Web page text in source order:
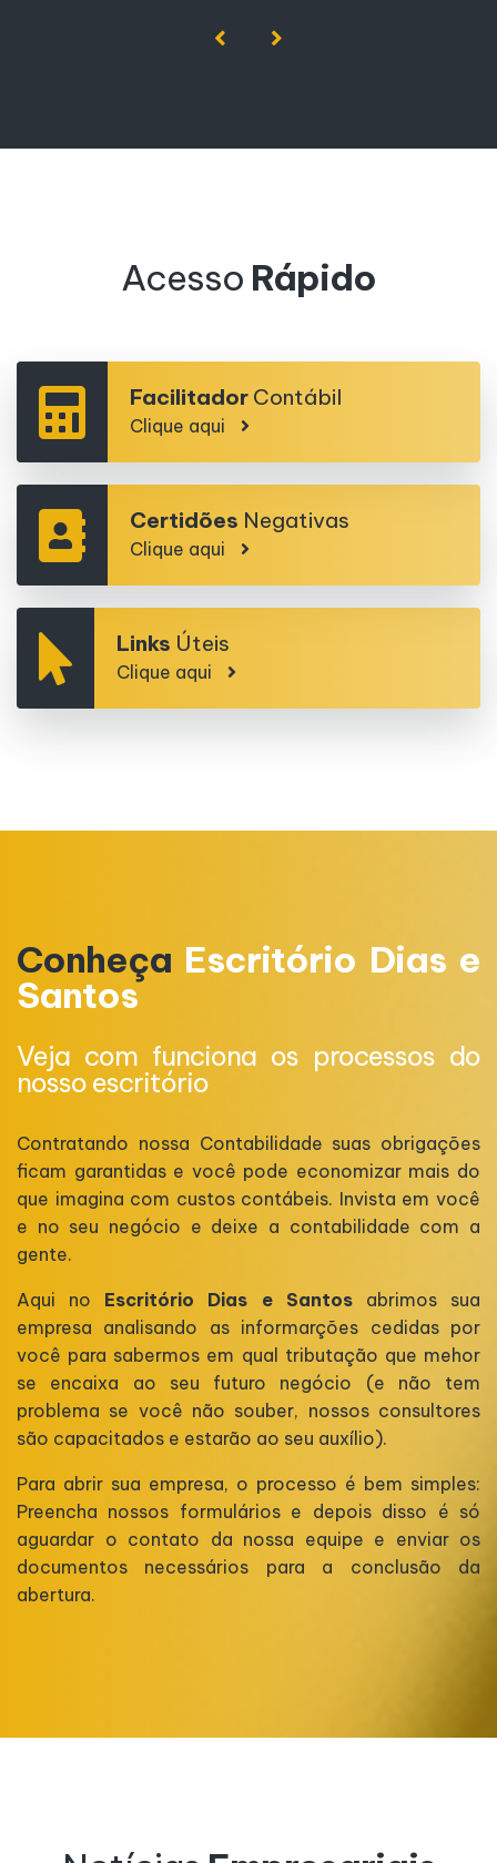
Acesso Rápido
Facilitador Contábil
Clique aqui
Certidões Negativas
Clique aqui
Links Úteis
Clique aqui
Conheça Escritório Dias e
Santos
Veja com funciona os processos do
nosso escritório
Contratando nossa Contabilidade suas obrigações
ficam garantidas e você pode economizar mais do
que imagina com custos contábeis. Invista em você
e no seu negócio e deixe a contabilidade com a
gente.
Aqui no Escritório Dias e Santosabrimos sua
empresa analisando as informarções cedidas por
você para sabermos em qual tributação que mehor
se encaixa ao seu futuro negócio (e não tem
problema se você não souber, nossos consultores
são capacitados e estarão ao seu auxílio).
Para abrir sua empresa, o processo é bem simples:
Preencha nossos formulários e depois disso é só
aguardar o contato da nossa equipe e enviar os
documentos necessários para a conclusão da
abertura.